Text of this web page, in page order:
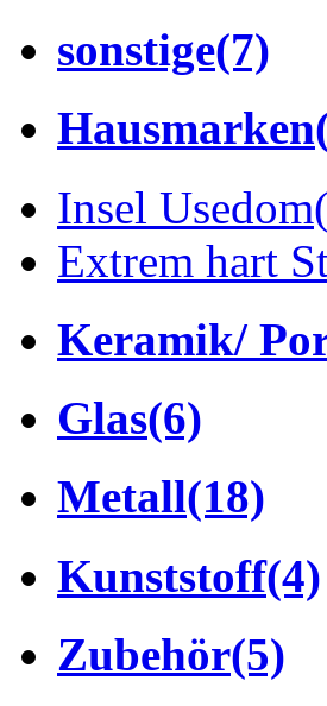
sonstige(7)
Hausmarken
Insel Usedom
Extrem hart
Keramik/
Glas(6)
Metall(18)
Kunststoff(4)
Zubehör(5)